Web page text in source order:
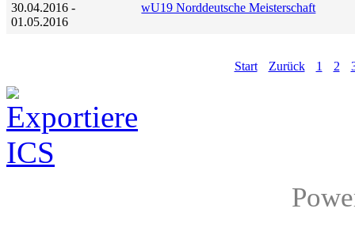
30.04.2016 -
01.05.2016
wU19 Norddeutsche Meisterschaft
Start Zurück 1 2